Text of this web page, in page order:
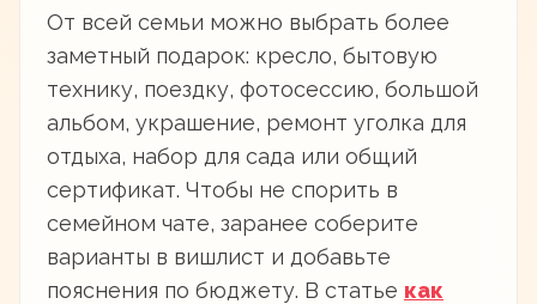
От всей семьи можно выбрать более
заметный подарок: кресло, бытовую
технику, поездку, фотосессию, большой
альбом, украшение, ремонт уголка для
отдыха, набор для сада или общий
сертификат. Чтобы не спорить в
семейном чате, заранее соберите
варианты в вишлист и добавьте
пояснения по бюджету. В статье как